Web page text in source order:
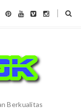
Berkualitas